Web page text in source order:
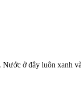
ở đây luôn xanh